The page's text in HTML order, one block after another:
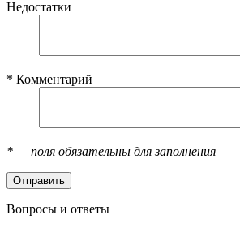
Недостатки
* Комментарий
* — поля обязательны для заполнения
Вопросы и ответы